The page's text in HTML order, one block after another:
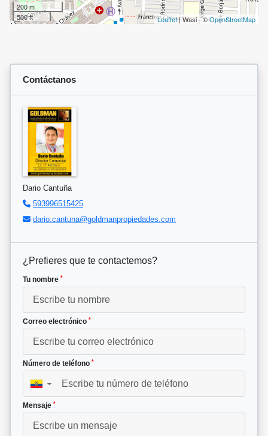
200 m
500 ft
Leaflet| Wasi - ©OpenStreetMap
Contáctanos
Dario Cantuña
593996515425
dario.cantuna@goldmanpropiedades.com
¿Prefieres que te contactemos?
Tu nombre *
Correo electrónico *
Número de teléfono *
▼
Mensaje *